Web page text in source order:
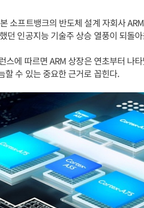
소프트뱅크의 반도체 설계 자회사
던 인공지능 기술주 상승 열풍이 되돌
스에 따르면 ARM 상장은 연초부터 나
할 수 있는 중요한 근거로 꼽힌다.